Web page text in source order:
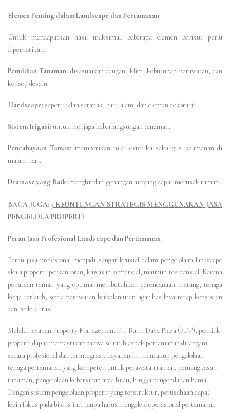
Elemen Penting dalam Landscape dan Pertamanan
Untuk mendapatkan hasil maksimal, beberapa elemen berikut perlu
diperhatikan:
Pemilihan Tanaman: disesuaikan dengan iklim, kebutuhan perawatan, dan
konsep desain.
Hardscape: seperti jalan setapak, batu alam, dan elemen dekoratif.
Sistem Irigasi:untuk menjaga keberlangsungan tanaman.
Pencahayaan Taman: memberikan nilai estetika sekaligus keamanan di
malam hari.
Drainase yang Baik:menghindari genangan air yang dapat merusak taman.
BACA JUGA:7 KEUNTUNGAN STRATEGIS MENGGUNAKAN JASA
PENGELOLA PROPERTI
Peran Jasa Profesional Landscape dan Pertamanan
Peran jasa profesional menjadi sangat krusial dalam pengelolaan landscape
skala properti perkantoran, kawasan komersial, maupun residensial. Karena
penataan taman yang optimal membutuhkan perencanaan matang, tenaga
kerja terlatih, serta perawatan berkelanjutan agar hasilnya tetap konsisten
dan berkualitas.
Melalui layanan Property Management PT Bumi Daya Plaza (BDP), pemilik
properti dapat memastikan bahwa seluruh aspek pertamanan ditangani
secara profesional dan terintegrasi. Layanan ini mencakup pengelolaan
tenaga pertamanan yang kompeten untuk perawatan taman, pemangkasan
tanaman, pengelolaan kebersihan area hijau, hingga pengendalian hama.
Dengan sistem pengelolaan properti yang terstruktur, perusahaan dapat
lebih fokus pada bisnis inti tanpa harus mengelola operasional pertamanan